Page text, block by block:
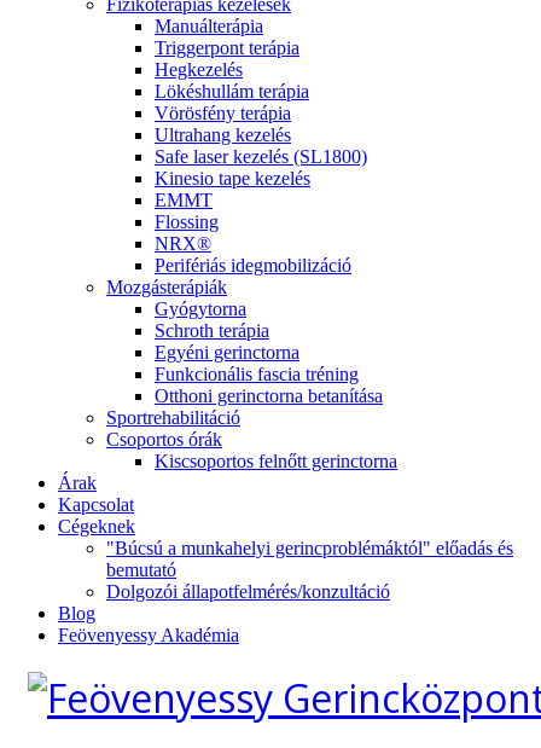
Manuálterápia
Triggerpont terápia
Hegkezelés
Lökéshullám terápia
Vörösfény terápia
Ultrahang kezelés
Safe laser kezelés (SL1800)
Kinesio tape kezelés
EMMT
Flossing
NRX®
Perifériás idegmobilizáció
Mozgásterápiák
Gyógytorna
Schroth terápia
Egyéni gerinctorna
Funkcionális fascia tréning
Otthoni gerinctorna betanítása
Sportrehabilitáció
Csoportos órák
Kiscsoportos felnőtt gerinctorna
Árak
Kapcsolat
Cégeknek
"Búcsú a munkahelyi gerincproblémáktól" előadás és
bemutató
Dolgozói állapotfelmérés/konzultáció
Blog
Feövenyessy Akadémia